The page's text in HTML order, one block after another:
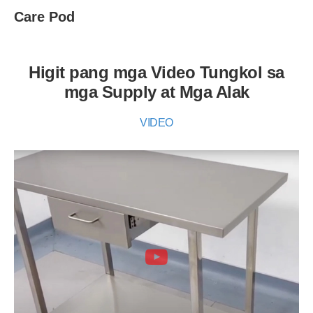
Care Pod
Higit pang mga Video Tungkol sa
mga Supply at Mga Alak
VIDEO